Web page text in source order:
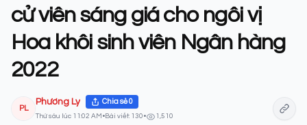
cử viên sáng giá cho ngôi vị
Hoa khôi sinh viên Ngân hàng
2022
PL
Phương Ly Chia sẻ0
Thứ sáu lúc 11:02 AM • Bài viết: 130 • 1,510